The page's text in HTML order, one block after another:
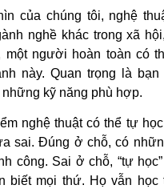
của chúng tôi, nghệ
nghề khác trong xã
một người hoàn toàn có
này. Quan trọng là
kỹ năng phù hợp.
nghệ thuật có thể tự
sai. Đúng ở chỗ, có
công. Sai ở chỗ, “tự
biết mọi thứ. Họ vẫn học